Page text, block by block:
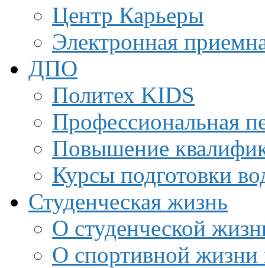
Центр Карьеры
Электронная
ДПО
Политех KIDS
Профессиональная
Повышение
Курсы подготовки
Студенческая жизнь
О студенческой
О спортивной жизни